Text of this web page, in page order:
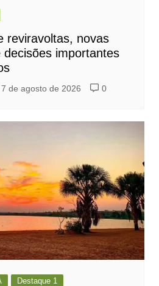
reviravoltas, novas
importantes
7 de agosto de 2026 0
Destaque 1